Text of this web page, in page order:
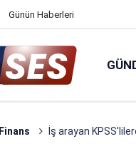
Günün Haberleri
Finans İş arayan